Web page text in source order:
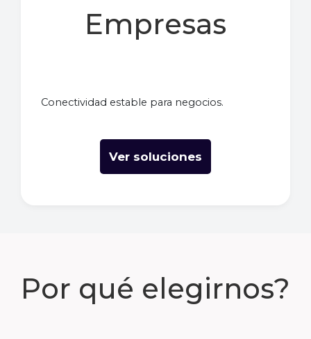
Empresas
Conectividad estable para negocios.
Ver soluciones
Por qué elegirnos?